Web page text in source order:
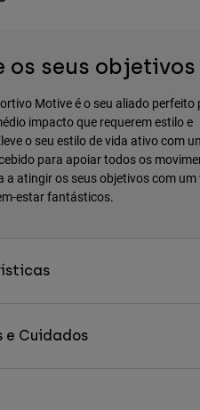
os seus objetivos
Motive é o seu aliado perfeito
impacto que requerem estilo e
o seu estilo de vida ativo com
para apoiar todos os
a atingir os seus objetivos com um
estar fantásticos.
e Cuidados